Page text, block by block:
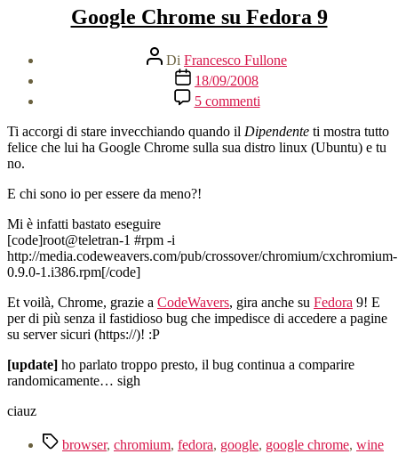
Google Chrome su Fedora 9
Autore
articolo
Di Francesco Fullone
Data
dell'articolo
18/09/2008
5 commentisu
Google
Chrome
su
Ti accorgi di stare invecchiando quando il Dipendente ti mostra tutto
felice che lui ha Google Chrome sulla sua distro linux (Ubuntu) e tu
no.
E chi sono io per essere da meno?!
Mi è infatti bastato eseguire
[code]root@teletran-1 #rpm -i
http://media.codeweavers.com/pub/crossover/chromium/cxchromium-
0.9.0-1.i386.rpm[/code]
Et voilà, Chrome, grazie a CodeWavers, gira anche su Fedora 9! E
per di più senza il fastidioso bug che impedisce di accedere a pagine
su server sicuri (https://)! :P
[update] ho parlato troppo presto, il bug continua a comparire
randomicamente… sigh
ciauz
Tagbrowser, chromium, fedora, google, google chrome, wine